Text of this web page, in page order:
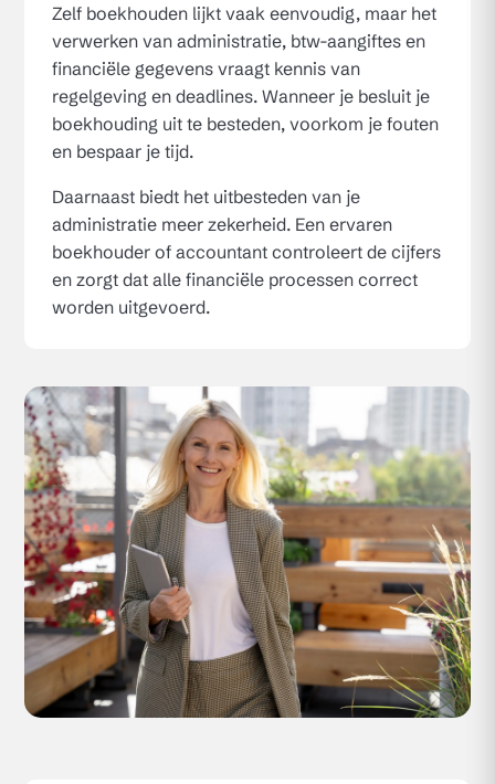
Zelf boekhouden lijkt vaak eenvoudig, maar het
verwerken van administratie, btw-aangiftes en
financiële gegevens vraagt kennis van
regelgeving en deadlines. Wanneer je besluit je
boekhouding uit te besteden, voorkom je fouten
en bespaar je tijd.
Daarnaast biedt het uitbesteden van je
administratie meer zekerheid. Een ervaren
boekhouder of accountant controleert de cijfers
en zorgt dat alle financiële processen correct
worden uitgevoerd.